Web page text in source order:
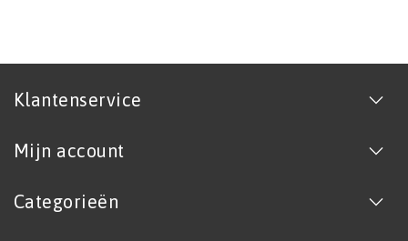
Klantenservice
Mijn account
Categorieën